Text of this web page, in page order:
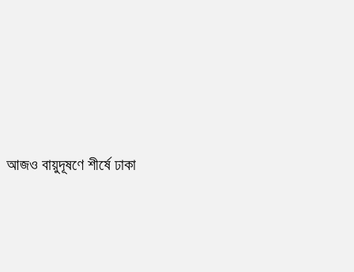
আজও বায়ুদূষণে শীর্ষে ঢাকা